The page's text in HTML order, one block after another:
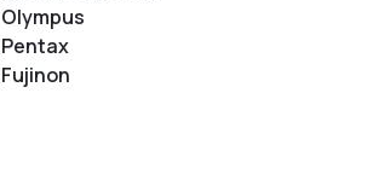
Olympus
Pentax
Fujinon